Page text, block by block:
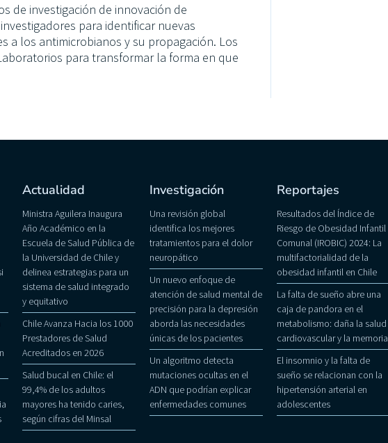
de investigación de innovación de
para identificar nuevas
a los antimicrobianos y su propagación. Los
para transformar la forma en que
Actualidad
Ministra Aguilera Inaugura
Año Académico en la
Escuela de Salud Pública de
la Universidad de Chile y
delinea estrategias para un
sistema de salud integrado
y equitativo
Chile Avanza Hacia los 1000
Prestadores de Salud
Acreditados en 2026
Salud bucal en Chile: el
99,4% de los adultos
mayores ha tenido caries,
según cifras del Minsal
Investigación
Una revisión global
identifica los mejores
tratamientos para el dolor
neuropático
Un nuevo enfoque de
atención de salud mental de
precisión para la depresión
aborda las necesidades
únicas de los pacientes
Un algoritmo detecta
mutaciones ocultas en el
ADN que podrían explicar
enfermedades comunes
Reportajes
Resultados del Índice de
Riesgo de Obesidad Infantil
Comunal (IROBIC) 2024: La
multifactorialidad de la
obesidad infantil en Chile
La falta de sueño abre una
caja de pandora en el
metabolismo: daña la salud
cardiovascular y la memoria
El insomnio y la falta de
sueño se relacionan con la
hipertensión arterial en
adolescentes